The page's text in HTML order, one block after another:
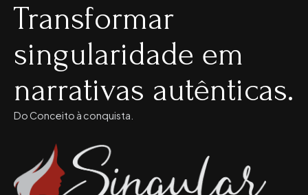
Transformar
singularidade em
narrativas autênticas.
Do Conceito à conquista.